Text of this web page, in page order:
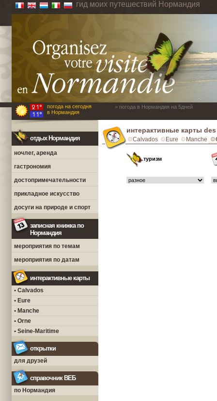
гид моих путешествий Нормандия
погода на сегодня
в Нормандия
> погода в Нормандия на 5дней
отдых Нормандия
ночлег, аренда
гастрономия
достопримечательности
прикладное искусство
досуги на природе и спорт
записная книжка по
Нормандия
мероприятия по темам
мероприятия по датам
интерактивные карты
• Calvados
• Eure
• Manche
• Orne
• Seine-Maritime
открытки
для друзей
справочник ВЕБ
по Нормандия
интерактивные карты
Calvados Eure Manche
туризм